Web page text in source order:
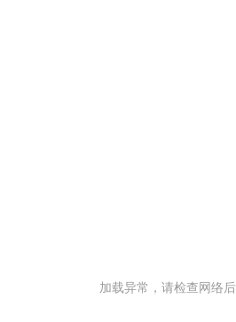
加载异常，请检查网络后